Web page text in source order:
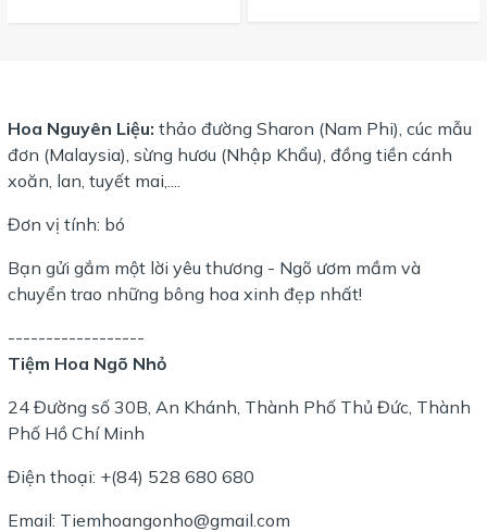
Hoa Nguyên Liệu: thảo đường Sharon (Nam Phi), cúc mẫu
đơn (Malaysia), sừng hươu (Nhập Khẩu), đồng tiền cánh
xoăn, lan, tuyết mai,....
Đơn vị tính: bó
Bạn gửi gắm một lời yêu thương - Ngõ ươm mầm và
chuyển trao những bông hoa xinh đẹp nhất!
------------------
Tiệm Hoa Ngõ Nhỏ
24 Đường số 30B, An Khánh, Thành Phố Thủ Đức, Thành
Phố Hồ Chí Minh
Điện thoại: +(84) 528 680 680
Email: Tiemhoangonho@gmail.com